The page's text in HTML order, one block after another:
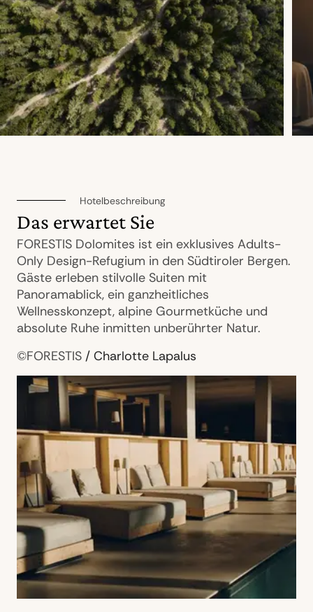
Hotelbeschreibung
Das erwartet Sie
FORESTIS Dolomites ist ein exklusives Adults-
Only Design-Refugium in den Südtiroler Bergen.
Gäste erleben stilvolle Suiten mit
Panoramablick, ein ganzheitliches
Wellnesskonzept, alpine Gourmetküche und
absolute Ruhe inmitten unberührter Natur.
©FORESTIS / Charlotte Lapalus